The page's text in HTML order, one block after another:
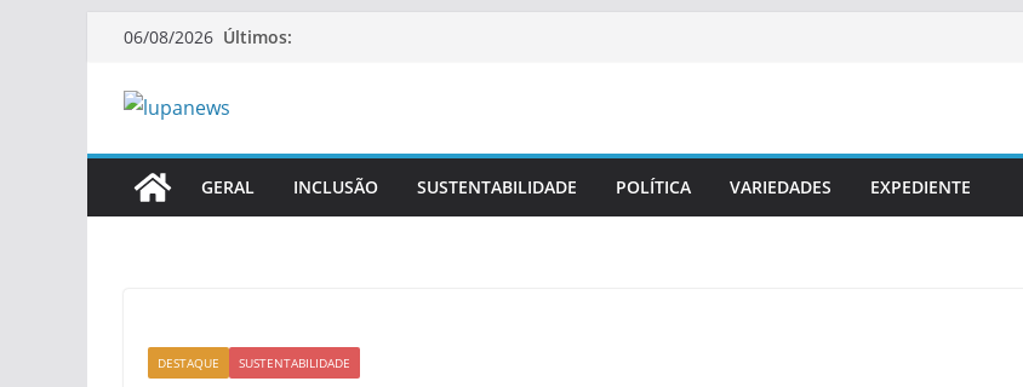
Pular06/08/2026 Últimos:
GERAL INCLUSÃO SUSTENTABILIDADE POLÍTICA VARIEDADES EXPEDIENTE
DESTAQUE SUSTENTABILIDADE